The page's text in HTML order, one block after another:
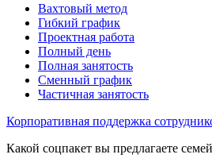
Вахтовый метод
Гибкий график
Проектная работа
Полный день
Полная занятость
Сменный график
Частичная занятость
Корпоративная поддержка
Какой соцпакет вы предлагаете